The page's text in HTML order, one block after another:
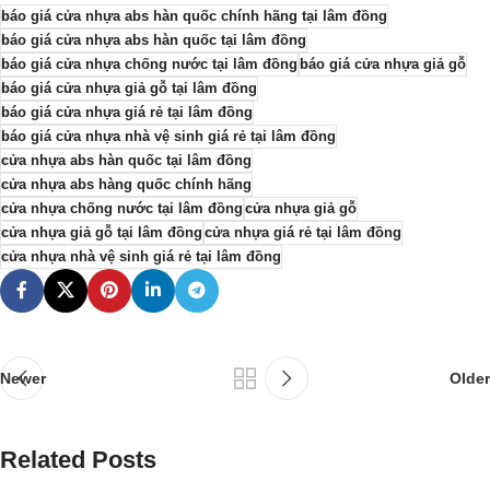
báo giá cửa nhựa abs hàn quốc chính hãng tại lâm đồng
báo giá cửa nhựa abs hàn quốc tại lâm đồng
báo giá cửa nhựa chống nước tại lâm đồng báo giá cửa nhựa giả gỗ
báo giá cửa nhựa giả gỗ tại lâm đồng
báo giá cửa nhựa giá rẻ tại lâm đồng
báo giá cửa nhựa nhà vệ sinh giá rẻ tại lâm đồng
cửa nhựa abs hàn quốc tại lâm đồng
cửa nhựa abs hàng quốc chính hãng
cửa nhựa chống nước tại lâm đồng cửa nhựa giả gỗ
cửa nhựa giả gỗ tại lâm đồng cửa nhựa giá rẻ tại lâm đồng
cửa nhựa nhà vệ sinh giá rẻ tại lâm đồng
Newer Older
Related Posts